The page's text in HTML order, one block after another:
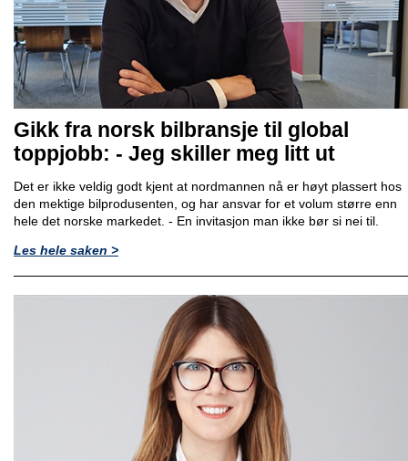
Gikk fra norsk bilbransje til global
toppjobb: - Jeg skiller meg litt ut
Det er ikke veldig godt kjent at nordmannen nå er høyt plassert hos
den mektige bilprodusenten, og har ansvar for et volum større enn
hele det norske markedet. - En invitasjon man ikke bør si nei til.
Les hele saken >